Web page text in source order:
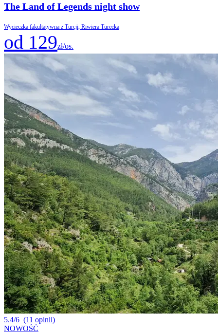
The Land of Legends night show
Wycieczka fakultatywna z Turcji, Riwiera Turecka
od 129zł/os.
5.4/6 (11 opinii)
NOWOŚĆ